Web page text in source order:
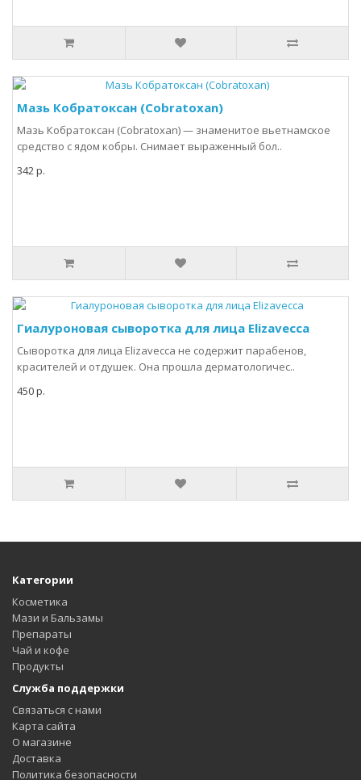
Мазь Кобратоксан (Cobratoxan)
Мазь Кобратоксан (Cobratoxan) — знаменитое вьетнамское
средство с ядом кобры. Снимает выраженный бол..
342 р.
Гиалуроновая сыворотка для лица Elizavecca
Сыворотка для лица Elizavecca не содержит парабенов,
красителей и отдушек. Она прошла дерматологичес..
450 р.
Категории
Косметика
Мази и Бальзамы
Препараты
Чай и кофе
Продукты
Служба поддержки
Связаться с нами
Карта сайта
О магазине
Доставка
Политика безопасности